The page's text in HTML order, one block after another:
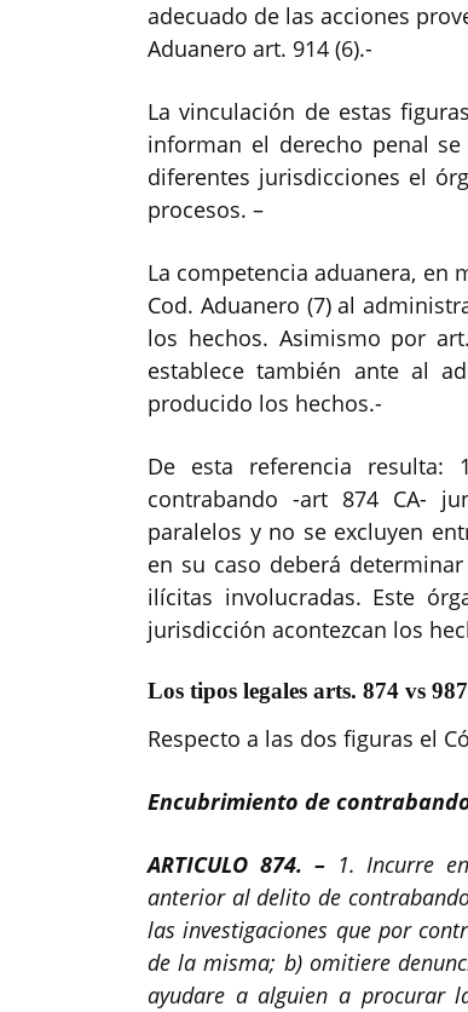
adecuado de las acciones
Aduanero art. 914 (6).-
La vinculación de estas
informan el derecho penal
diferentes jurisdicciones el
procesos. –
La competencia aduanera, en
Cod. Aduanero (7) al
los hechos. Asimismo por
establece también ante al
producido los hechos.-
De esta referencia resulta:
contrabando -art 874 CA-
paralelos y no se excluyen
en su caso deberá
ilícitas involucradas. Este
jurisdicción acontezcan los
Los tipos legales arts. 874 vs
Respecto a las dos figuras el
Encubrimiento de
ARTICULO 874. – 1. Incurre
anterior al delito de
las investigaciones que por
de la misma; b) omitiere
ayudare a alguien a procurar